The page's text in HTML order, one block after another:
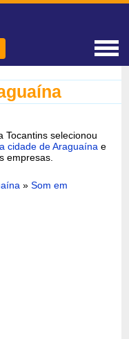
Tocantins selecionou
cidade de Araguaína e
empresas.
»Som em